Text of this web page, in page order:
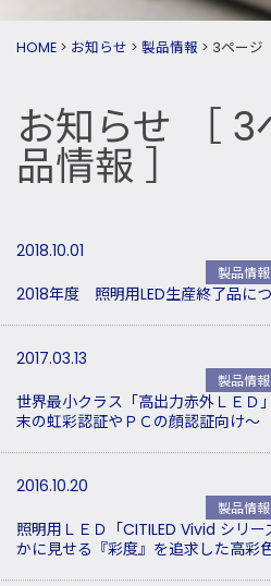
HOME > お知らせ > 製品情報 > 3ページ
お知らせ ［
品情報 ］
2018.10.01
製品情報
2018年度 照明用LED生産終了品につ
2017.03.13
製品情報
世界最小クラス「高出力赤外ＬＥＤ
末の虹彩認証やＰＣの顔認証向け～
2016.10.20
製品情報
照明用ＬＥＤ「CITILED Vivid シリ
かに見せる『彩度』を追求した高彩